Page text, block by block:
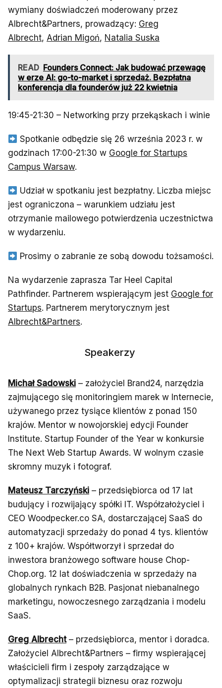
wymiany doświadczeń moderowany przez
Albrecht&Partners, prowadzący: Greg
Albrecht, Adrian Migoń, Natalia Suska
READ Founders Connect: Jak budować przewagę
w erze AI: go-to-market i sprzedaż. Bezpłatna
konferencja dla founderów już 22 kwietnia
19:45-21:30 – Networking przy przekąskach i winie
Spotkanie odbędzie się 26 września 2023 r. w
godzinach 17:00-21:30 w Google for Startups
Campus Warsaw.
Udział w spotkaniu jest bezpłatny. Liczba miejsc
jest ograniczona – warunkiem udziału jest
otrzymanie mailowego potwierdzenia uczestnictwa
w wydarzeniu.
Prosimy o zabranie ze sobą dowodu tożsamości.
Na wydarzenie zaprasza Tar Heel Capital
Pathfinder. Partnerem wspierającym jest Google for
Startups. Partnerem merytorycznym jest
Albrecht&Partners.
Speakerzy
Michał Sadowski – założyciel Brand24, narzędzia
zajmującego się monitoringiem marek w Internecie,
używanego przez tysiące klientów z ponad 150
krajów. Mentor w nowojorskiej edycji Founder
Institute. Startup Founder of the Year w konkursie
The Next Web Startup Awards. W wolnym czasie
skromny muzyk i fotograf.
Mateusz Tarczyński – przedsiębiorca od 17 lat
budujący i rozwijający spółki IT. Współzałożyciel i
CEO Woodpecker.co SA, dostarczającej SaaS do
automatyzacji sprzedaży do ponad 4 tys. klientów
z 100+ krajów. Współtworzył i sprzedał do
inwestora branżowego software house Chop-
Chop.org. 12 lat doświadczenia w sprzedaży na
globalnych rynkach B2B. Pasjonat niebanalnego
marketingu, nowoczesnego zarządzania i modelu
SaaS.
Greg Albrecht – przedsiębiorca, mentor i doradca.
Założyciel Albrecht&Partners – firmy wspierającej
właścicieli firm i zespoły zarządzające w
optymalizacji strategii biznesu oraz rozwoju